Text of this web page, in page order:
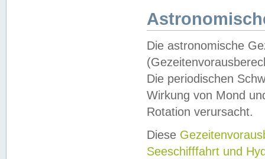
Die astronomische
Die periodischen
Wirkung von Mond
Rotation verursacht.
Diese
Seeschifffahrt und